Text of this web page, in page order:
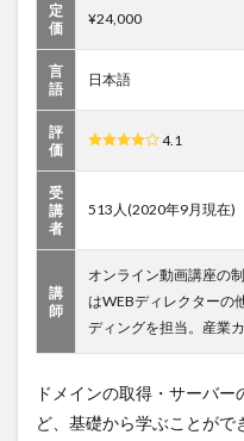
スタ
ート
ため
のオ
ール
ワン
験か
らプ
ロの
イナ
な
定
価
¥24,000
言
語
日本語
評
価
4.1
受
講
者
513人(2020年9月現在)
講
師
オンライン動画講座の
はWEBディレクターの
ディングを担当。産業
ドメインの取得・サーバ
ど、基礎から学ぶことが